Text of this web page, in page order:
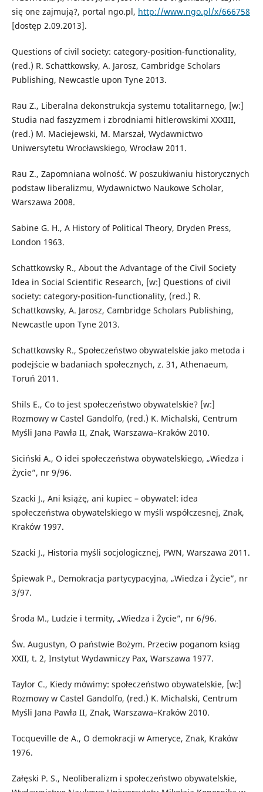
się one zajmują?, portal ngo.pl, http://www.ngo.pl/x/666758
[dostęp 2.09.2013].
Questions of civil society: category-position-functionality,
(red.) R. Schattkowsky, A. Jarosz, Cambridge Scholars
Publishing, Newcastle upon Tyne 2013.
Rau Z., Liberalna dekonstrukcja systemu totalitarnego, [w:]
Studia nad faszyzmem i zbrodniami hitlerowskimi XXXIII,
(red.) M. Maciejewski, M. Marszał, Wydawnictwo
Uniwersytetu Wrocławskiego, Wrocław 2011.
Rau Z., Zapomniana wolność. W poszukiwaniu historycznych
podstaw liberalizmu, Wydawnictwo Naukowe Scholar,
Warszawa 2008.
Sabine G. H., A History of Political Theory, Dryden Press,
London 1963.
Schattkowsky R., About the Advantage of the Civil Society
Idea in Social Scientific Research, [w:] Questions of civil
society: category-position-functionality, (red.) R.
Schattkowsky, A. Jarosz, Cambridge Scholars Publishing,
Newcastle upon Tyne 2013.
Schattkowsky R., Społeczeństwo obywatelskie jako metoda i
podejście w badaniach społecznych, z. 31, Athenaeum,
Toruń 2011.
Shils E., Co to jest społeczeństwo obywatelskie? [w:]
Rozmowy w Castel Gandolfo, (red.) K. Michalski, Centrum
Myśli Jana Pawła II, Znak, Warszawa–Kraków 2010.
Siciński A., O idei społeczeństwa obywatelskiego, „Wiedza i
Życie”, nr 9/96.
Szacki J., Ani książę, ani kupiec – obywatel: idea
społeczeństwa obywatelskiego w myśli współczesnej, Znak,
Kraków 1997.
Szacki J., Historia myśli socjologicznej, PWN, Warszawa 2011.
Śpiewak P., Demokracja partycypacyjna, „Wiedza i Życie”, nr
3/97.
Środa M., Ludzie i termity, „Wiedza i Życie”, nr 6/96.
Św. Augustyn, O państwie Bożym. Przeciw poganom ksiąg
XXII, t. 2, Instytut Wydawniczy Pax, Warszawa 1977.
Taylor C., Kiedy mówimy: społeczeństwo obywatelskie, [w:]
Rozmowy w Castel Gandolfo, (red.) K. Michalski, Centrum
Myśli Jana Pawła II, Znak, Warszawa–Kraków 2010.
Tocqueville de A., O demokracji w Ameryce, Znak, Kraków
1976.
Załęski P. S., Neoliberalizm i społeczeństwo obywatelskie,